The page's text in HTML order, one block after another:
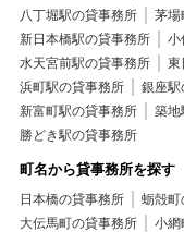
八丁堀駅の貸事務所
茅場
新日本橋駅の貸事務所
小
水天宮前駅の貸事務所
東
浜町駅の貸事務所
銀座駅
新富町駅の貸事務所
築地
勝どき駅の貸事務所
町名から貸事務所を探す
日本橋の貸事務所 蛎殻町
大伝馬町の貸事務所
小網